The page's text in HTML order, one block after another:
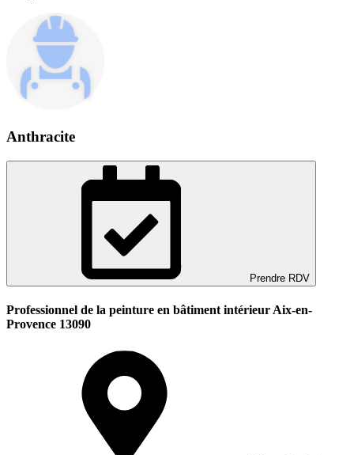
Anthracite
Prendre RDV
Professionnel de la peinture en bâtiment intérieur Aix-en-
Provence 13090